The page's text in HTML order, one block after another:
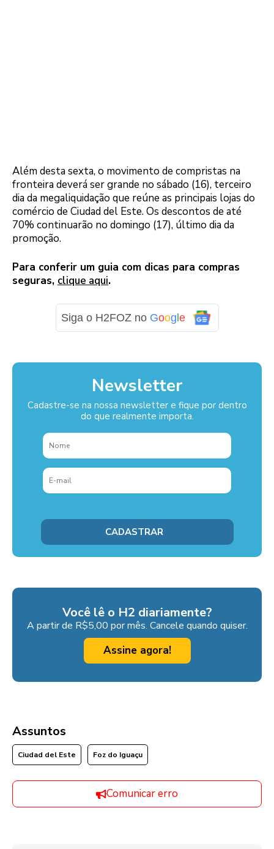
Além desta sexta, o movimento de compristas na
fronteira deverá ser grande no sábado (16), terceiro
dia da megaliquidação que reúne as principais lojas do
comércio de Ciudad del Este. Os descontos de até
70% continuarão no domingo (17), último dia da
promoção.
Para conferir um guia com dicas para compras
seguras, clique aqui.
Siga o H2FOZ no Google
Newsletter
Cadastre-se na nossa newsletter e fique por dentro
do que realmente importa.
Você lê o H2 diariamente?
A partir de R$5,00 por mês. Cancele quando quiser.
Assine agora!
Assuntos
Ciudad del Este Foz do Iguaçu
Comunicar erro